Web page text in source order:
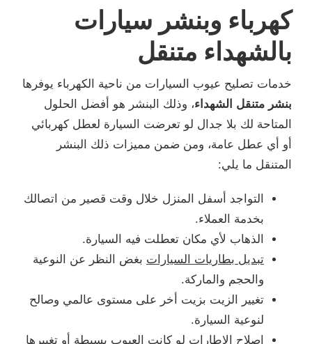
كهرباء وبنشر سيارات
بالشهداء متنقل
خدمات تصليح عيوب السيارات من ناحية الكهرباء يوفرها
بنشر متنقل الشهداء، وذلك البنشر هو أفضل الحلول
المتاحة لك بلا جدال لو تعرضت السيارة لعطل كهربائي
أو أي عطل عامة، ومن ضمن مميزات ذلك البنشر
المتنقل ما يلي:
التواجد أسفل المنزل خلال وقت قصير من اتصالك
بخدمة العملاء.
الذهاب لأي مكان تعطلت فيه السيارة.
تبديل بطاريات السيارات بغض النظر عن النوعية
والحجم والماركة.
تغيير الزيت بزيت أخر على مستوى عالمي وصالح
لنوعية السيارة.
إصلاح الإطارات لو كانت العيوب بسيطة أو تغييرها